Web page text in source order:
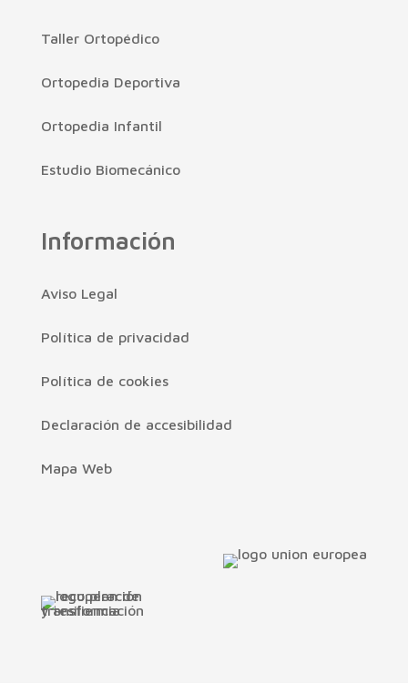
Taller Ortopédico
Ortopedia Deportiva
Ortopedia Infantil
Estudio Biomecánico
Información
Aviso Legal
Política de privacidad
Política de cookies
Declaración de accesibilidad
Mapa Web